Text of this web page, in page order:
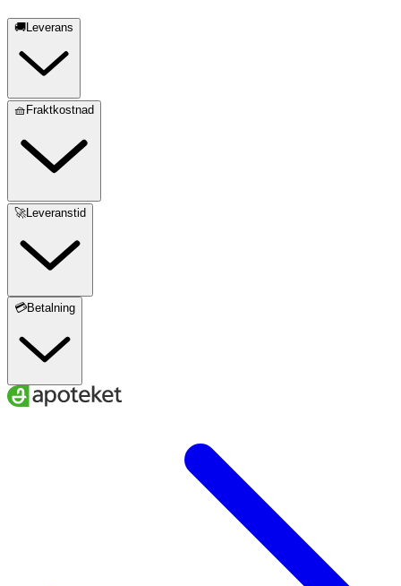
🚚Leverans
🧺Fraktkostnad
🚀Leveranstid
💳Betalning